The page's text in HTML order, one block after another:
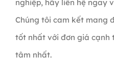
nghiệp, hãy liên hệ ngay
Chúng tôi cam kết mang
tốt nhất với đơn giá cạnh
tâm nhất.